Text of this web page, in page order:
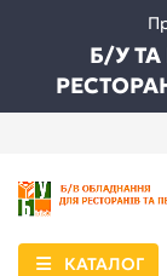
Б/У
КАТАЛОГ